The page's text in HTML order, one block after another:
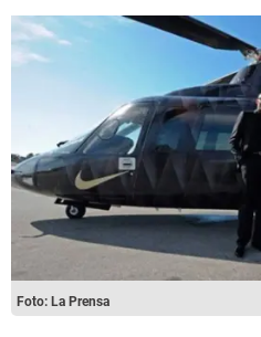
Foto: La Prensa